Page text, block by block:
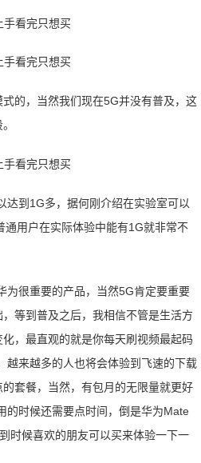
的，当然我们现在5G并没有普及，这
达到1G多，据何刚介绍在实验室可以
用户在实际体验中能有1G就非常不
为很重要的产品，当然5G肯定要重要
等到普及之后，我相信不管是生活方
，最直观的就是你每天刷视频最起码
越来越多的人也将会体验到飞速的下载
套餐，当然，有包月的无限量就更好
的时候还需要点时间，倒是华为Mate
时候喜欢的朋友可以买来体验一下一